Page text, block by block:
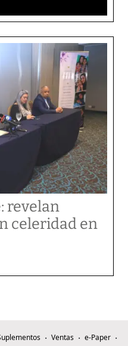
revelan
celeridad en
Ventas
e-Paper